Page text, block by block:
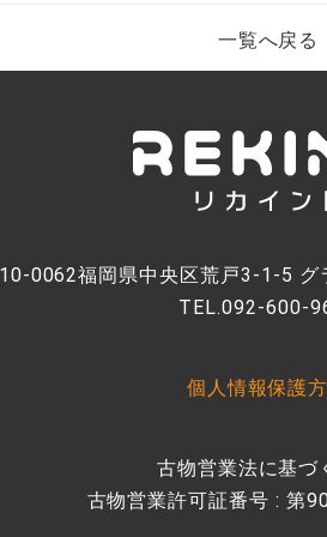
一覧へ戻る
0062福岡県中央区荒戸3-1-5 グ
TEL.092-600-
個人情報保護
古物営業法に基づ
古物営業許可証番号 : 第